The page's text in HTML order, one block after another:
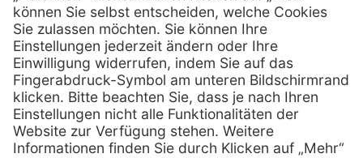
Fernwartung
Vorteile
Eigenmarke
Leasing
Techn. Service
Kataloge
FAQs
Kontakt
Lob & Kritik
Außendienst
Retoure
E-Rechnung